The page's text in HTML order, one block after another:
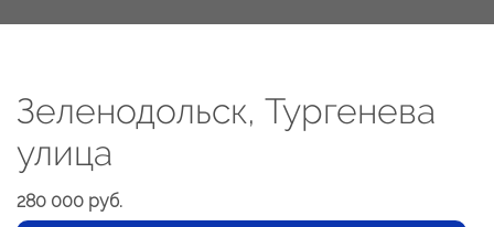
Зеленодольск, Тургенева
улица
280 000 руб.